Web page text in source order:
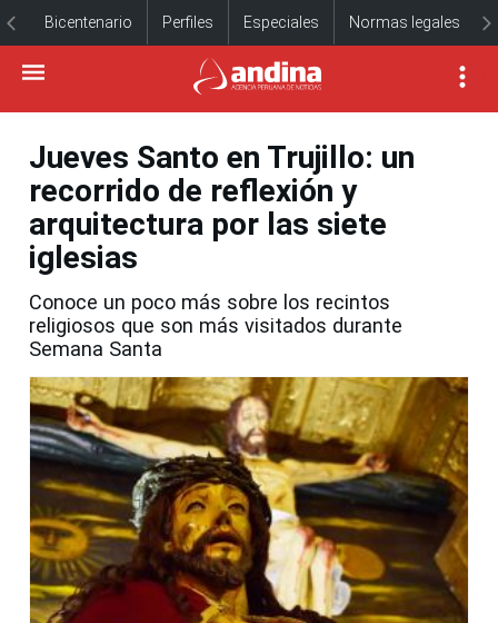
Bicentenario Perfiles Especiales Normas legales
Jueves Santo en Trujillo: un
recorrido de reflexión y
arquitectura por las siete
iglesias
Conoce un poco más sobre los recintos
religiosos que son más visitados durante
Semana Santa